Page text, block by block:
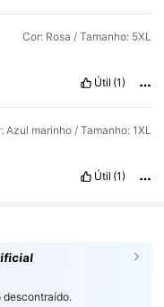
Cor: Rosa / Tamanho: 5XL
Útil (1)
Azul marinho / Tamanho: 1XL
Útil (1)
descontraído.